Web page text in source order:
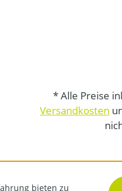
* Alle Preise
Versandkosten
bieten zu